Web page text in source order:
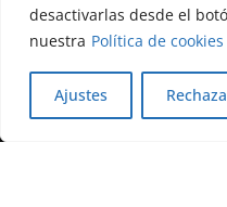
desactivarlas desde el
nuestra Política de cookies
Ajustes